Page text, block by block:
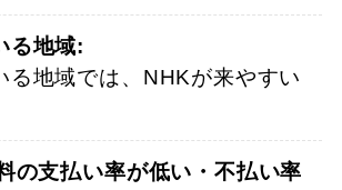
る地域:
る地域では、NHKが来やすい
の支払い率が低い・不払い率